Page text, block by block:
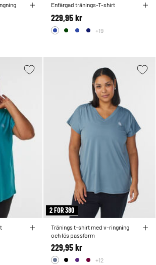
Enfärgad tränings-T-shirt
229,95 kr
+19
2 FOR 380
Tränings t-shirt med v-ringning
och lös passform
229,95 kr
+12